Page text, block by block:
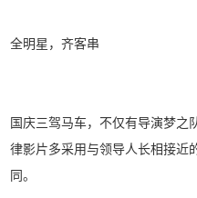
全明星，齐客串
国庆三驾马车，不仅有导演梦之
律影片多采用与领导人长相接近
同。